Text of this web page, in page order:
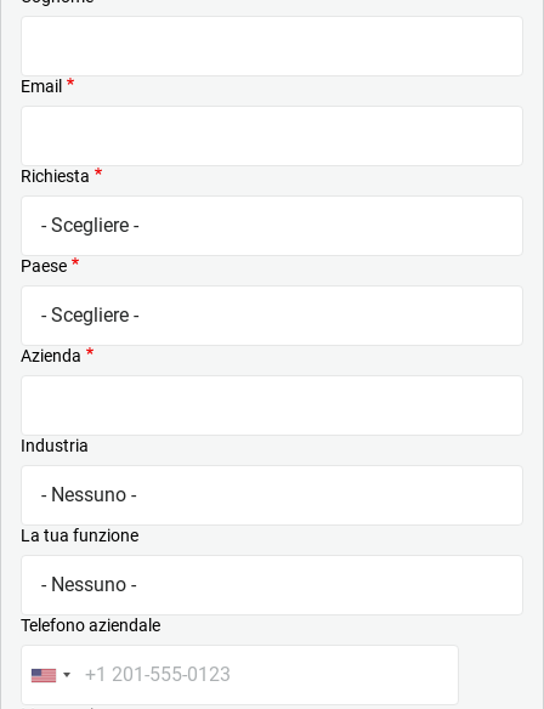
Email
Richiesta
Paese
Azienda
Industria
La tua funzione
Telefono aziendale